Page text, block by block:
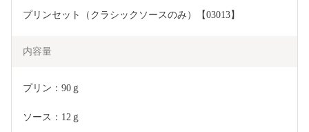
プリンセット（クラシックソースのみ）【03013】
内容量
プリン：90ｇ
ソース：12ｇ